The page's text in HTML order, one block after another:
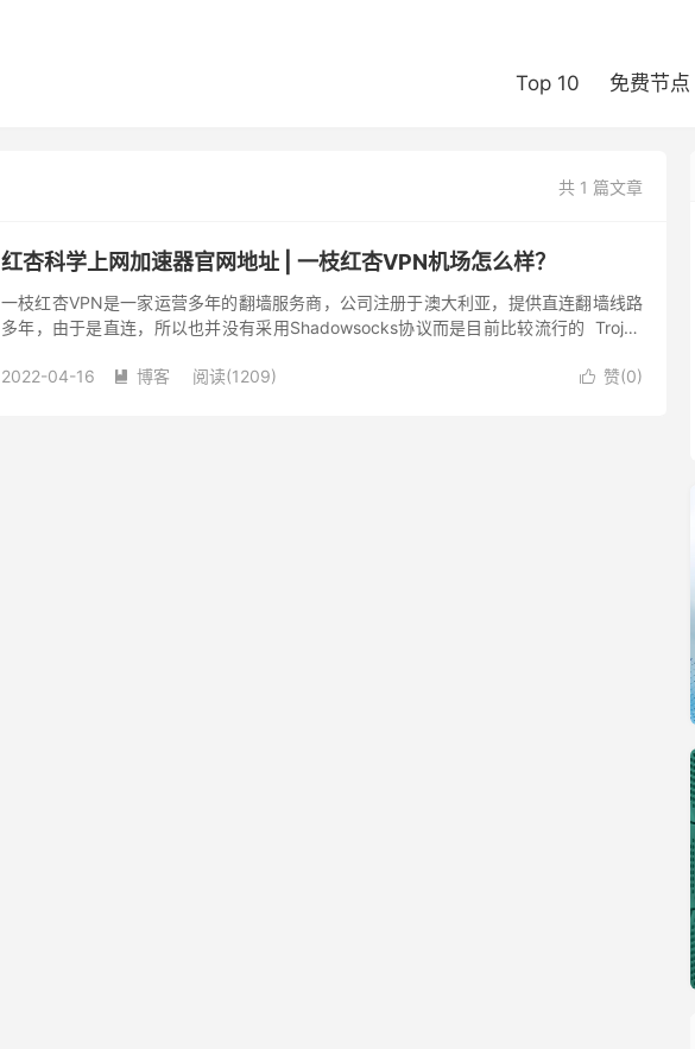
Top 10 免费节点
共 1 篇文章
红杏科学上网加速器官网地址 | 一枝红杏VPN机场怎么样？
一枝红杏VPN是一家运营多年的翻墙服务商，公司注册于澳大利亚，提供直连翻墙线路
多年，由于是直连，所以也并没有采用Shadowsocks协议而是目前比较流行的 Trojan
 赞(0)
2022-04-16  博客 阅读(1209)